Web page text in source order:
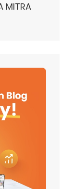
MITRA